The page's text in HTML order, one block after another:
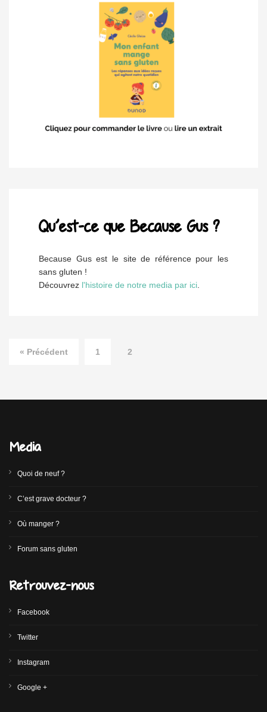
Qu’est-ce que Because Gus ?
Because Gus est le site de référence pour les
sans gluten !
Découvrez l'histoire de notre media par ici.
« Précédent 1 2
Media
Quoi de neuf ?
C’est grave docteur ?
Où manger ?
Forum sans gluten
Retrouvez-nous
Facebook
Twitter
Instagram
Google +